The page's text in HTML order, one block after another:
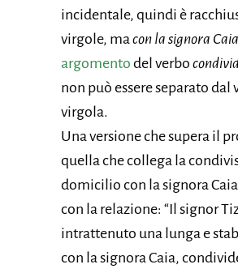
incidentale, quindi è
virgole, macon la signora Caia
argomento del verbo
non può essere separato dal
virgola.
Una versione che supera il
quella che collega la
domicilio con la signora
con la relazione: “Il signor
intrattenuto una lunga e
con la signora Caia,